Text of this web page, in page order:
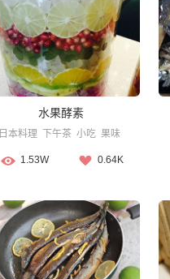
水果酵素
日本料理 下午茶 小吃 果味
1.53W 0.64K